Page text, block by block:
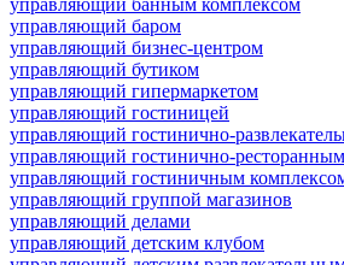
управляющий баром
управляющий бизнес-центром
управляющий бутиком
управляющий гипермаркетом
управляющий гостиницей
управляющий гостинично-
управляющий гостинично-
управляющий гостиничным
управляющий группой магазинов
управляющий делами
управляющий детским клубом